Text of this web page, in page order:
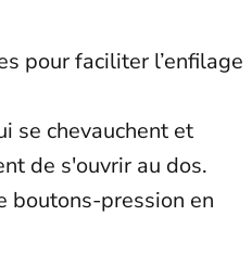
pour faciliter l’enfilage
se chevauchent et
de s'ouvrir au dos.
boutons-pression en